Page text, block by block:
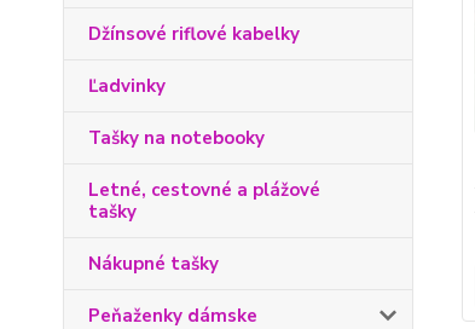
Džínsové riflové kabelky
Ľadvinky
Tašky na notebooky
Letné, cestovné a plážové
tašky
Nákupné tašky
Peňaženky dámske